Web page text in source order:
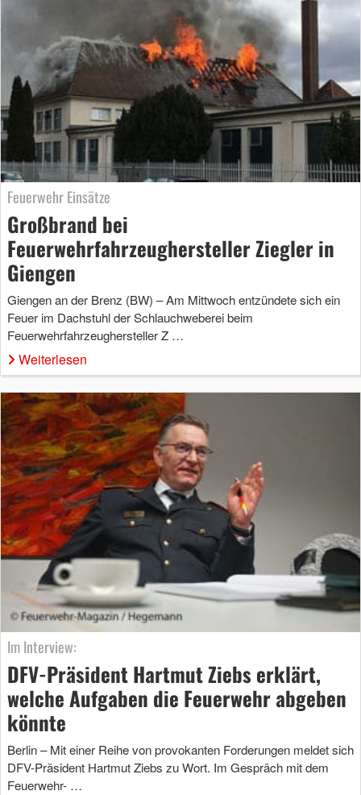
Feuerwehr Einsätze
Großbrand bei
Feuerwehrfahrzeughersteller Ziegler in
Giengen
Giengen an der Brenz (BW) – Am Mittwoch entzündete sich ein
Feuer im Dachstuhl der Schlauchweberei beim
Feuerwehrfahrzeughersteller Z …
Weiterlesen
Im Interview:
DFV-Präsident Hartmut Ziebs erklärt,
welche Aufgaben die Feuerwehr abgeben
könnte
Berlin – Mit einer Reihe von provokanten Forderungen meldet sich
DFV-Präsident Hartmut Ziebs zu Wort. Im Gespräch mit dem
Feuerwehr- …